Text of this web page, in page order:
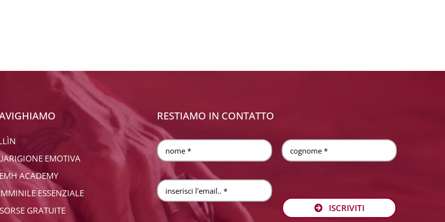
EMOTIVA
ACADEMY
ESSENZIALE
GRATUITE
RESTIAMO IN CONTATTO
ISCRIVITI